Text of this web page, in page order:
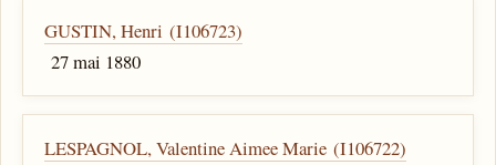
GUSTIN, Henri (I106723)
27 mai 1880
LESPAGNOL, Valentine Aimee Marie (I106722)